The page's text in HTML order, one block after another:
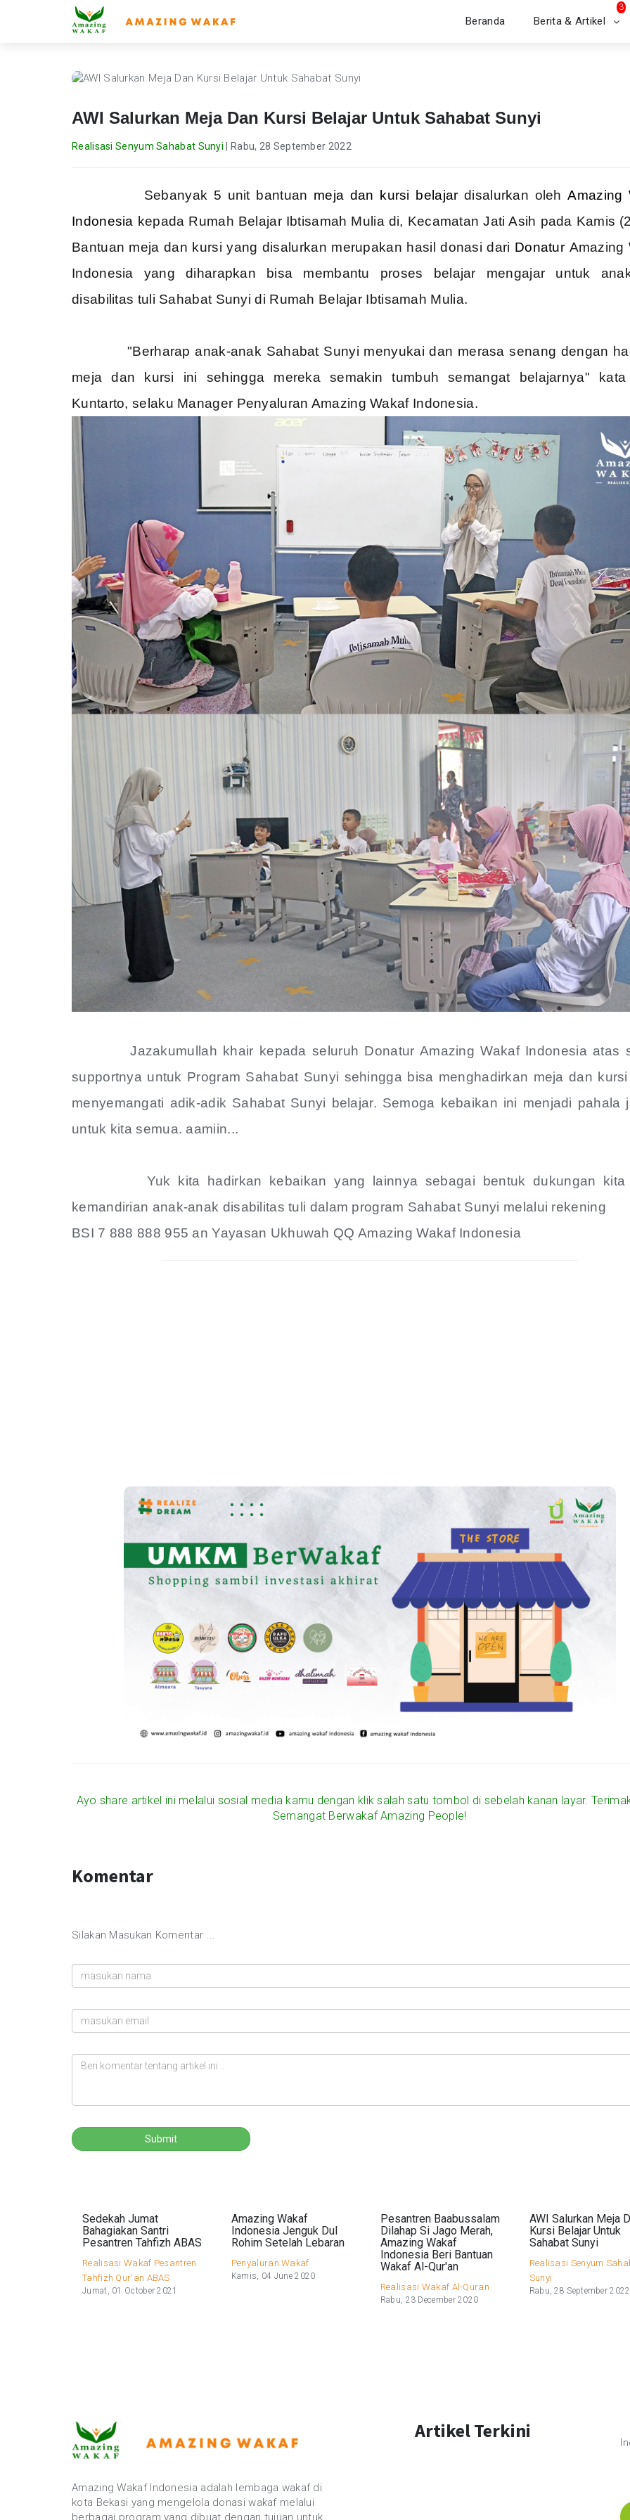
Beranda Berita & Artikel
3
AWI Salurkan Meja Dan Kursi Belajar Untuk Sahabat Sunyi
Realisasi Senyum Sahabat Sunyi Rabu, 28 September 2022
Sebanyak 5 unit bantuan meja dan kursi belajar disalurkan oleh Amazing
Indonesia kepada Rumah Belajar Ibtisamah Mulia di, Kecamatan Jati Asih pada Kamis
Bantuan meja dan kursi yang disalurkan merupakan hasil donasi dari Donatur Amazing
Indonesia yang diharapkan bisa membantu proses belajar mengajar untuk
disabilitas tuli Sahabat Sunyi di Rumah Belajar Ibtisamah Mulia.
"Berharap anak-anak Sahabat Sunyi menyukai dan merasa senang dengan
meja dan kursi ini sehingga mereka semakin tumbuh semangat belajarnya" kata
Kuntarto, selaku Manager Penyaluran Amazing Wakaf Indonesia.
Jazakumullah khair kepada seluruh Donatur Amazing Wakaf Indonesia atas
supportnya untuk Program Sahabat Sunyi sehingga bisa menghadirkan meja dan
menyemangati adik-adik Sahabat Sunyi belajar. Semoga kebaikan ini menjadi pahala
untuk kita semua. aamiin...
Yuk kita hadirkan kebaikan yang lainnya sebagai bentuk dukungan kita
kemandirian anak-anak disabilitas tuli dalam program Sahabat Sunyi melalui rekening
BSI 7 888 888 955 an Yayasan Ukhuwah QQ Amazing Wakaf Indonesia
Ayo share artikel ini melalui sosial media kamu dengan klik salah satu tombol di sebelah kanan layar.
Semangat Berwakaf Amazing People!
Komentar
Silakan Masukan Komentar ...
Submit
Sedekah Jumat
Bahagiakan Santri
Pesantren Tahfizh ABAS
Realisasi Wakaf Pesantren
Tahfizh Qur'an ABAS
Jumat, 01 October 2021
Amazing Wakaf
Indonesia Jenguk Dul
Rohim Setelah Lebaran
Penyaluran Wakaf
Kamis, 04 June 2020
Pesantren Baabussalam
Dilahap Si Jago Merah,
Amazing Wakaf
Indonesia Beri Bantuan
Wakaf Al-Qur'an
Realisasi Wakaf Al-Quran
Rabu, 23 December 2020
AWI Salurkan Meja
Kursi Belajar Untuk
Sahabat Sunyi
Realisasi Senyum
Sunyi
Rabu, 28 September 2022
Amazing Wakaf Indonesia adalah lembaga wakaf di
kota Bekasi yang mengelola donasi wakaf melalui
Artikel Terkini